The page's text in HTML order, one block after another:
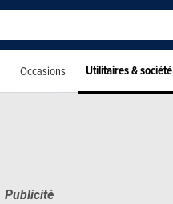
Occasions Utilitaires & société